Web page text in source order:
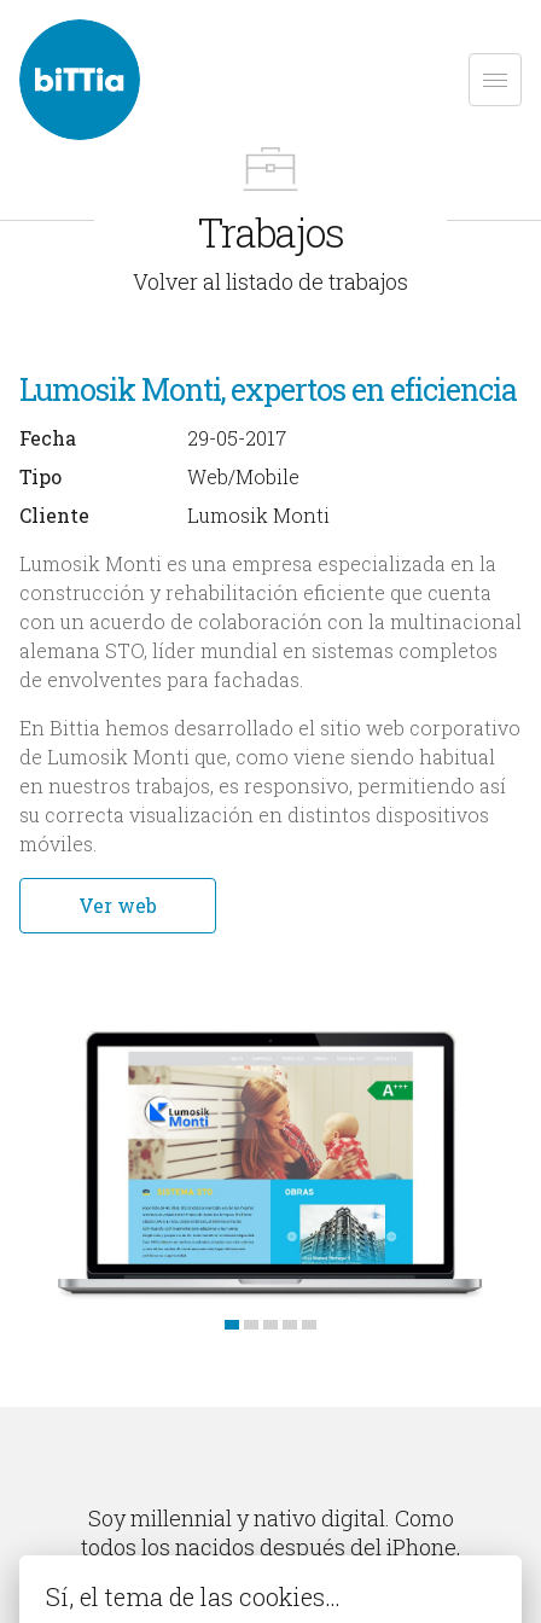
Inicio
Nosotros
Trabajos
Blog
Contacto
Trabajos
Volver al listado de trabajos
Lumosik Monti, expertos en eficiencia
Fecha
29-05-2017
Tipo
Web/Mobile
Cliente
Lumosik Monti
Lumosik Monti es una empresa especializada en la
construcción y rehabilitación eficiente que cuenta
con un acuerdo de colaboración con la multinacional
alemana STO, líder mundial en sistemas completos
de envolventes para fachadas.
En Bittia hemos desarrollado el sitio web corporativo
de Lumosik Monti que, como viene siendo habitual
en nuestros trabajos, es responsivo, permitiendo así
su correcta visualización en distintos dispositivos
móviles.
Ver web
Soy millennial y nativo digital. Como
todos los nacidos después del iPhone,
pantalla.
Sí, el tema de las cookies…